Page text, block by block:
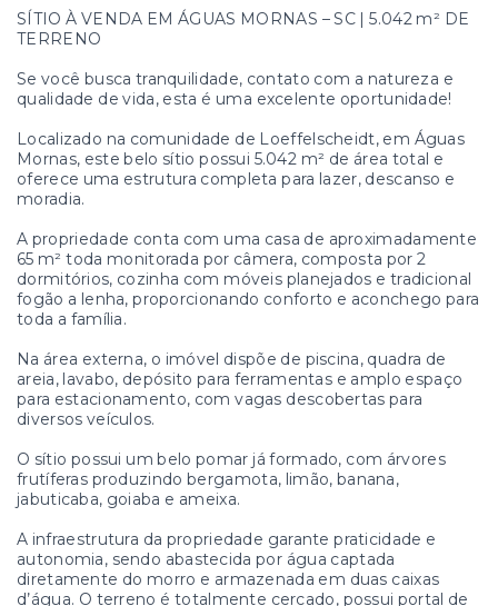
SÍTIO À VENDA EM ÁGUAS MORNAS – SC | 5.042 m² DE
TERRENO
Se você busca tranquilidade, contato com a natureza e
qualidade de vida, esta é uma excelente oportunidade!
Localizado na comunidade de Loeffelscheidt, em Águas
Mornas, este belo sítio possui 5.042 m² de área total e
oferece uma estrutura completa para lazer, descanso e
moradia.
A propriedade conta com uma casa de aproximadamente
65 m² toda monitorada por câmera, composta por 2
dormitórios, cozinha com móveis planejados e tradicional
fogão a lenha, proporcionando conforto e aconchego para
toda a família.
Na área externa, o imóvel dispõe de piscina, quadra de
areia, lavabo, depósito para ferramentas e amplo espaço
para estacionamento, com vagas descobertas para
diversos veículos.
O sítio possui um belo pomar já formado, com árvores
frutíferas produzindo bergamota, limão, banana,
jabuticaba, goiaba e ameixa.
A infraestrutura da propriedade garante praticidade e
autonomia, sendo abastecida por água captada
diretamente do morro e armazenada em duas caixas
d’água. O terreno é totalmente cercado, possui portal de